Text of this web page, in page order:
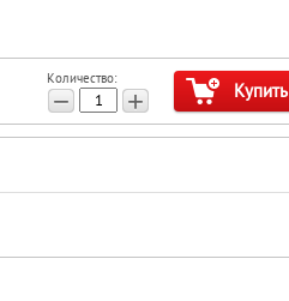
Количество:
− + Купить